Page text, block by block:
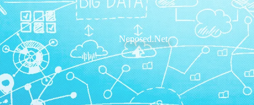
Neposed.Net